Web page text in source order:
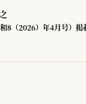
8（2026）年4月号）掲